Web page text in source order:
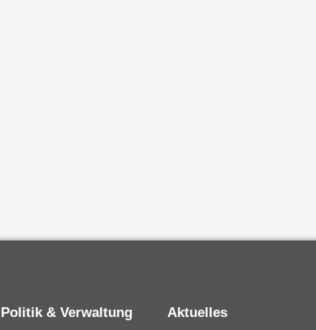
Politik & Verwaltung Aktuelles